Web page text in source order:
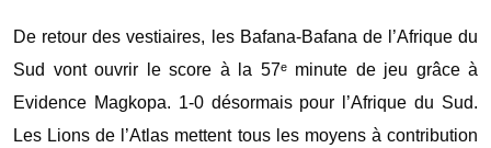
De retour des vestiaires, les Bafana-Bafana de l’Afrique du
Sud vont ouvrir le score à la 57ᵉ minute de jeu grâce à
Evidence Magkopa. 1-0 désormais pour l’Afrique du Sud.
Les Lions de l’Atlas mettent tous les moyens à contribution